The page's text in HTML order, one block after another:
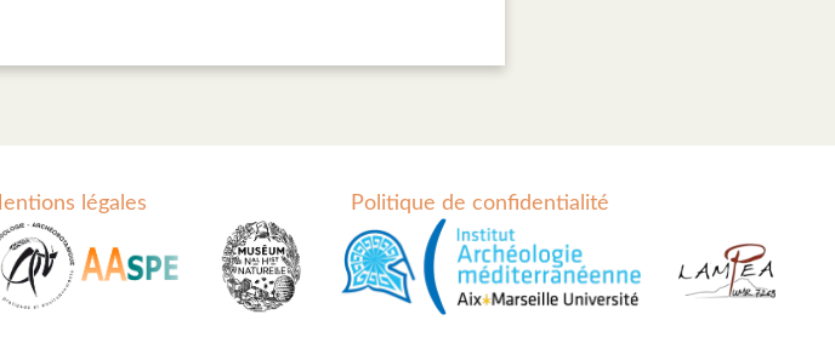
légales Politique de confidentialité